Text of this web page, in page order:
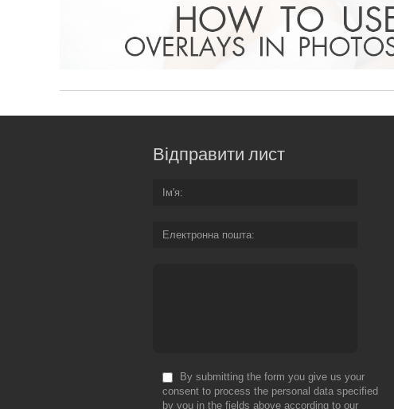
Відправити лист
Ім'я
Електронна пошта
By submitting the form you give us your
consent to process the personal data specified
by you in the fields above according to our